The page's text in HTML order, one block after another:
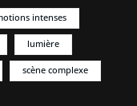
intenses
lumière
scène complexe